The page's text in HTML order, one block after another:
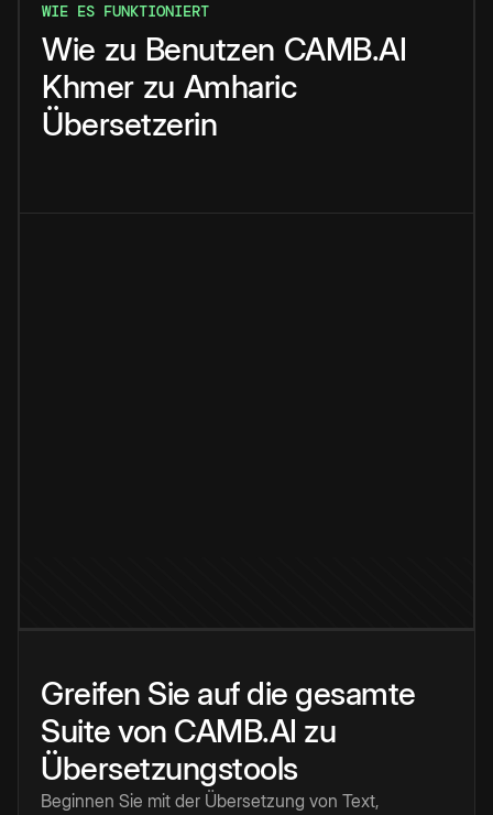
WIE ES FUNKTIONIERT
Wie zu Benutzen CAMB.AI
Khmer zu Amharic
Übersetzerin
Greifen Sie auf die gesamte
Suite von CAMB.AI zu
Übersetzungstools
Beginnen Sie mit der Übersetzung von Text,